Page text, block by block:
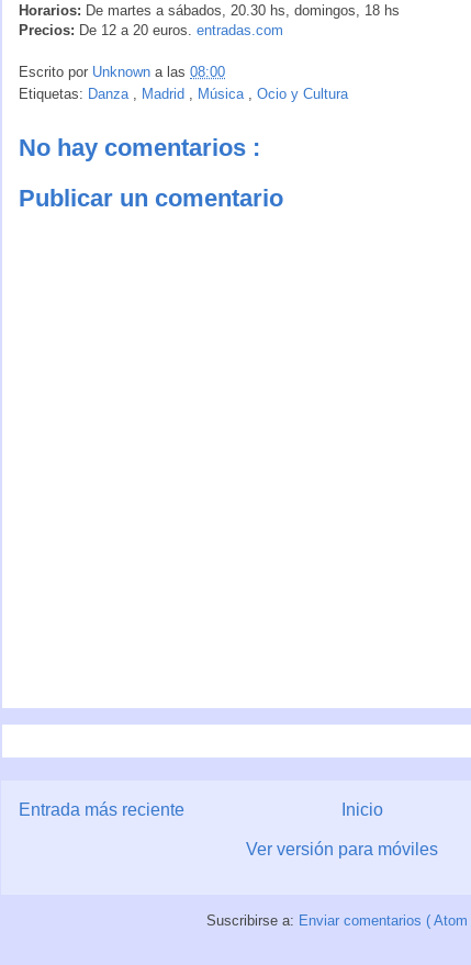
Horarios: De martes a sábados, 20.30 hs, domingos, 18 hs
Precios: De 12 a 20 euros. entradas.com
Escrito por Unknown a las 08:00
Etiquetas: Danza , Madrid , Música , Ocio y Cultura
No hay comentarios :
Publicar un comentario
Entrada más reciente Inicio
Ver versión para móviles
Suscribirse a: Enviar comentarios ( Atom